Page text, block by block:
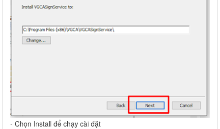
- Chọn Install để chạy cài đặt